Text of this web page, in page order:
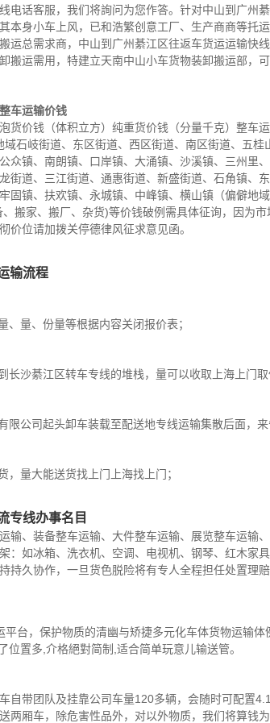
电话客服，我们将詢问为您作答。针对中山到广州
本身小车上风，已和浩繁创意工厂、生产商商等托
运总需求商，中山到广州綦江区往返车货运运输快
搬运需用，特建立天南中山小车货物装卸搬运部，
车运输价钱
货价钱（体积立方）纯重货价钱（分量千克）整车
石岐街道、东区街道、西区街道、南区街道、五
众镇、南朗镇、口岸镇、大涌镇、沙溪镇、三州里
街道、三江街道、通惠街道、新盛街道、石角镇、
固镇、扶欢镇、永城镇、中峰镇、横山镇（偏僻地
搬家、搬厂、杂货)等价钱破例需具体征询，因为
价位请加拨关停德律风征求意见函。
输流程
量、份量等根据内容关闭报价表；
长沙綦江区转车专线的堆栈，量可以收取上海上门取
限公司起头卸车装载至配送地专线运输集散后面，来
量大能送货找上门上海找上门；
专线办事名目
输、装备整车运输、大件整车运输、展览整车运输
：如冰箱、洗衣机、空调、电视机、钢琴、红木家
持久协作，一旦货色脱险将有专人全程担任处置理
平台，保护物质的清幽与矫捷多元化车体货物运输
置多,介格絕對简制,适合简单玩意儿输送管。
自带团队及挂靠公司车量120多辆，会随时可配置
两厢车，除危害性品外，对以外物质，我们将算钱